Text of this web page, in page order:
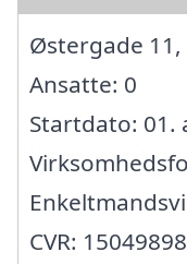
Østergade 11,
Ansatte: 0
Startdato: 01.
CVR: 15049898